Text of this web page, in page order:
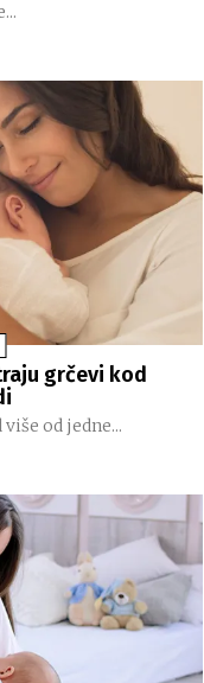
grčevi kod
od jedne...